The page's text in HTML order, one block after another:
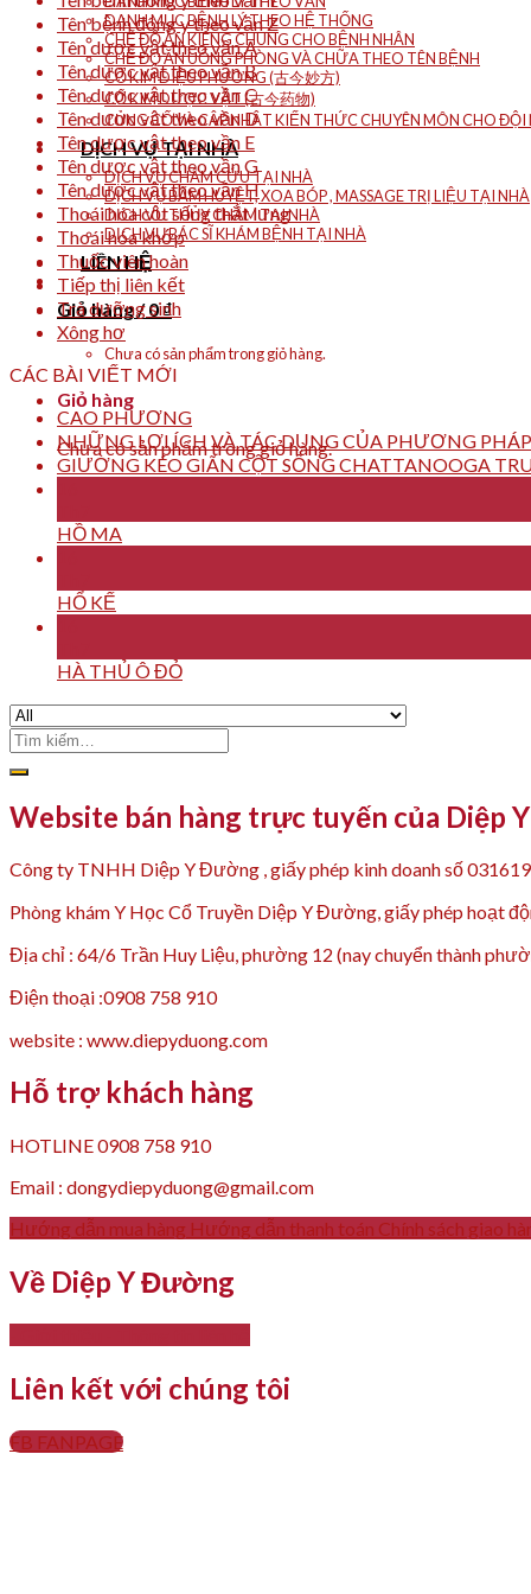
DANH MỤC BỆNH LÝ THEO HỆ THỐNG
CHẾ ĐỘ ĂN KIÊNG CHUNG CHO BỆNH NHÂN
CHẾ ĐỘ ĂN UỐNG PHÒNG VÀ CHỮA THEO TÊN BỆNH
CỔ KIM DIỆU PHƯƠNG (古今妙方)
CỔ KIM DƯỢC VẬT (古今药物)
CỦNG CỐ VÀ CẬP NHẬT KIẾN THỨC CHUYÊN MÔN CHO ĐỘI
DỊCH VỤ TẠI NHÀ
DỊCH VỤ CHÂM CỨU TẠI NHÀ
DỊCH VỤ BẤM HUYỆT, XOA BÓP , MASSAGE TRỊ LIỆU TẠI NHÀ
DỊCH VỤ THỦY CHÂM TẠI NHÀ
DỊCH VỤ BÁC SĨ KHÁM BỆNH TẠI NHÀ
LIÊN HỆ
Giỏ hàng /0₫
Chưa có sản phẩm trong giỏ hàng.
Giỏ hàng
Chưa có sản phẩm trong giỏ hàng.
Tên bệnh đông y theo vần Z
Tên dược vật theo vần A
Tên dược vật theo vần B
Tên dược vật theo vần C
Tên dược vật theo vần D
Tên dược vật theo vần E
Tên dược vật theo vần G
Tên dược vật theo vần H
Thoái hóa cột sống thắt lưng
Thoái hóa khớp
Thuốc viên hoàn
Tiếp thị liên kết
Trà dưỡng sinh
Xông hơ
CÁC BÀI VIẾT MỚI
CAO PHƯƠNG
NHỮNG LỢI ÍCH VÀ TÁC DỤNG CỦA PHƯƠNG
GIƯỜNG KÉO GIÃN CỘT SỐNG CHATTANOOGA
HỒ MA
HỔ KẾ
HÀ THỦ Ô ĐỎ
Tìm
kiếm:
Website bán hàng trực tuyến của Diệp
Công ty TNHH Diệp Y Đường , giấy phép kinh doanh số
Phòng khám Y Học Cổ Truyền Diệp Y Đường, giấy phép hoạt
Địa chỉ : 64/6 Trần Huy Liệu, phường 12 (nay chuyển thành
Điện thoại :0908 758 910
website : www.diepyduong.com
Hỗ trợ khách hàng
HOTLINE 0908 758 910
Email : dongydiepyduong@gmail.com
Hướng dẫn mua hàng Hướng dẫn thanh toán Chính sách giao
Về Diệp Y Đường
Liên kết với chúng tôi
FB FANPAGE